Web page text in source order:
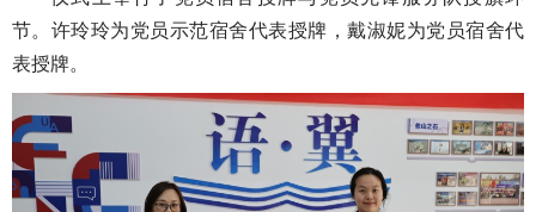
节。许玲玲为党员示范宿舍代表授牌，戴淑妮为党员宿舍代
表授牌。